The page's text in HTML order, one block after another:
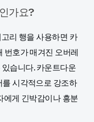
가요?
리 행을 사용하면 카
번호가 매겨진 오버레
습니다. 카운트다운
시각적으로 강조하
에게 긴박감이나 흥분